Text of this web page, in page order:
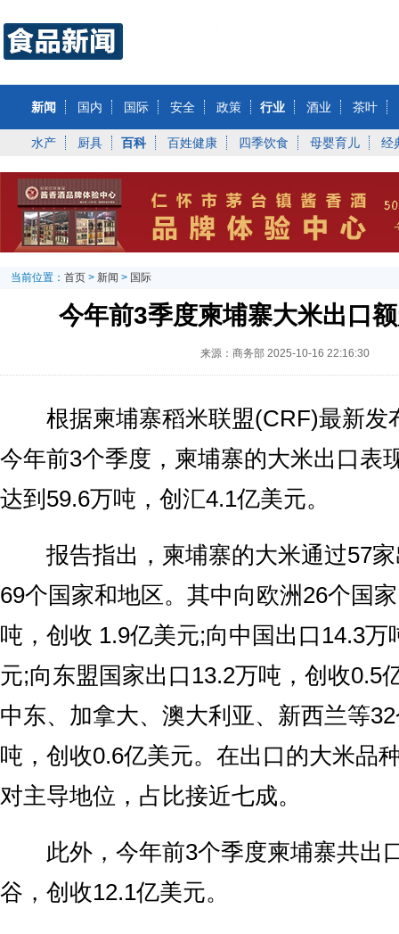
新闻 国内 国际 安全 政策 行业 酒业 茶叶
水产 厨具 百科 百姓健康 四季饮食 母婴育儿 经
当前位置： 首页 > 新闻 > 国际
今年前3季度柬埔寨大米出口
来源：商务部 2025-10-16 22:16:30
根据柬埔寨稻米联盟(CRF)最新发
今年前3个季度，柬埔寨的大米出口表
达到59.6万吨，创汇4.1亿美元。
报告指出，柬埔寨的大米通过57家
69个国家和地区。其中向欧洲26个国
吨，创收 1.9亿美元;向中国出口14.3万
元;向东盟国家出口13.2万吨，创收0.5
中东、加拿大、澳大利亚、新西兰等
吨，创收0.6亿美元。在出口的大米品
对主导地位，占比接近七成。
此外，今年前3个季度柬埔寨共出
谷，创收12.1亿美元。